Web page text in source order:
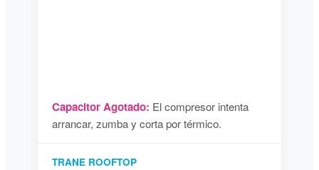
Capacitor Agotado: El compresor intenta
arrancar, zumba y corta por térmico.
TRANE ROOFTOP